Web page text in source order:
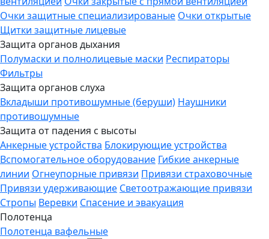
Очки защитные специализированые Очки открытые
Щитки защитные лицевые
Защита органов дыхания
Полумаски и полнолицевые маски Респираторы
Фильтры
Защита органов слуха
Вкладыши противошумные (беруши) Наушники
противошумные
Защита от падения с высоты
Анкерные устройства Блокирующие устройства
Вспомогательное оборудование Гибкие анкерные
линии Огнеупорные привязи Привязи страховочные
Привязи удерживающие Светоотражающие привязи
Стропы Веревки Спасение и эвакуация
Полотенца
Полотенца вафельные